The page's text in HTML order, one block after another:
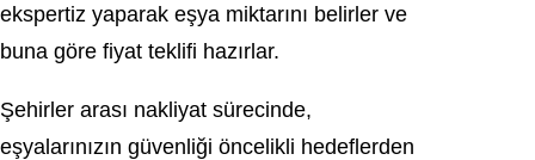
ekspertiz yaparak eşya miktarını belirler ve
buna göre fiyat teklifi hazırlar.
Şehirler arası nakliyat sürecinde,
eşyalarınızın güvenliği öncelikli hedeflerden